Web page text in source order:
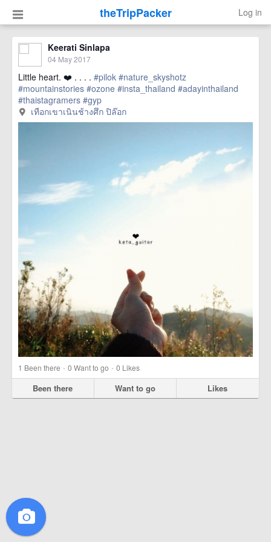
theTripPacker Log in
Keerati Sinlapa
04 May 2017
Little heart. ❤️ . . . . #pilok #nature_skyshotz
#mountainstories #ozone #insta_thailand #adayinthailand
#thaistagramers #gyp
href=https://m.thetrippacker.com/en/image/เทือกเขาเนินช้าง
ศึกปิล๊อก/204632> more
เทือกเขาเนินช้างศึก ปิล๊อก
1 Been there · 0 Want to go · 0 Likes
Been there Want to go Likes